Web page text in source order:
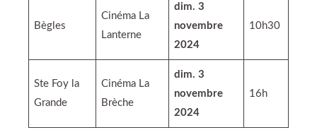
Bègles
Cinéma La
Lanterne
dim. 3
novembre
2024
10h30
Ste Foy la
Grande
Cinéma La
Brèche
dim. 3
novembre
2024
16h